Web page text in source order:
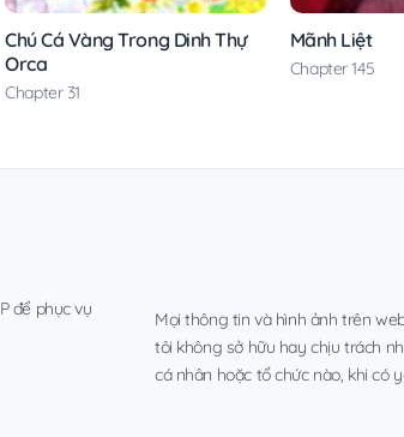
Chú Cá Vàng Trong Dinh Thự
Orca
Chapter 31
Mãnh Liệt
Chapter 145
để phục vụ
Mọi thông tin và hình ảnh trên
tôi không sở hữu hay chịu trách
cá nhân hoặc tổ chức nào, khi có